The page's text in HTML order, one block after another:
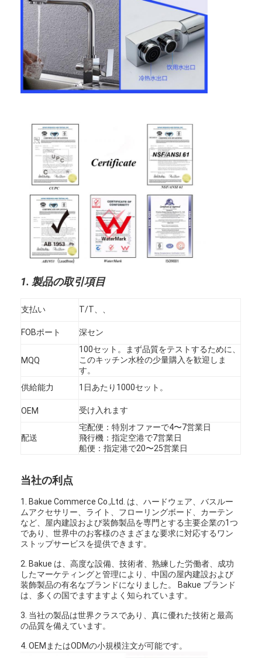
スマートなドア ロック
棚のドアロック
ドアの付属ハードウェア
シリンダー ドアのノブ
スマートキャビネットロック
メタルのスライドドアロック
スマート水栓
浴室の衛生製品
浴室のシャワーパネル
バスルームアクセサリー
ハンドバッグ アクセサリー ハードウェア
再設置可能なダイヤル錠
1. 製品の取引項目
支払い T/T、、
FOBポート 深セン
MQQ
100セット。まず品質をテストするために、
このキッチン水栓の少量購入を歓迎しま
す。
供給能力
1日あたり1000セット。
OEM 受け入れます
配送
宅配便：特別オファーで4〜7営業日
飛行機：指定空港で7営業日
船便：指定港で20〜25営業日
当社の利点
1. Bakue Commerce Co.,Ltd. は、ハードウェア、バスルー
ムアクセサリー、ライト、フローリングボード、カーテン
など、屋内建設および装飾製品を専門とする主要企業の1つ
であり、世界中のお客様のさまざまな要求に対応するワン
ストップサービスを提供できます。
2. Bakue は、高度な設備、技術者、熟練した労働者、成功
したマーケティングと管理により、中国の屋内建設および
装飾製品の有名なブランドになりました。 Bakue ブランド
は、多くの国でますますよく知られています。
3. 当社の製品は世界クラスであり、真に優れた技術と最高
の品質を備えています。
4. OEMまたはODMの小規模注文が可能です。